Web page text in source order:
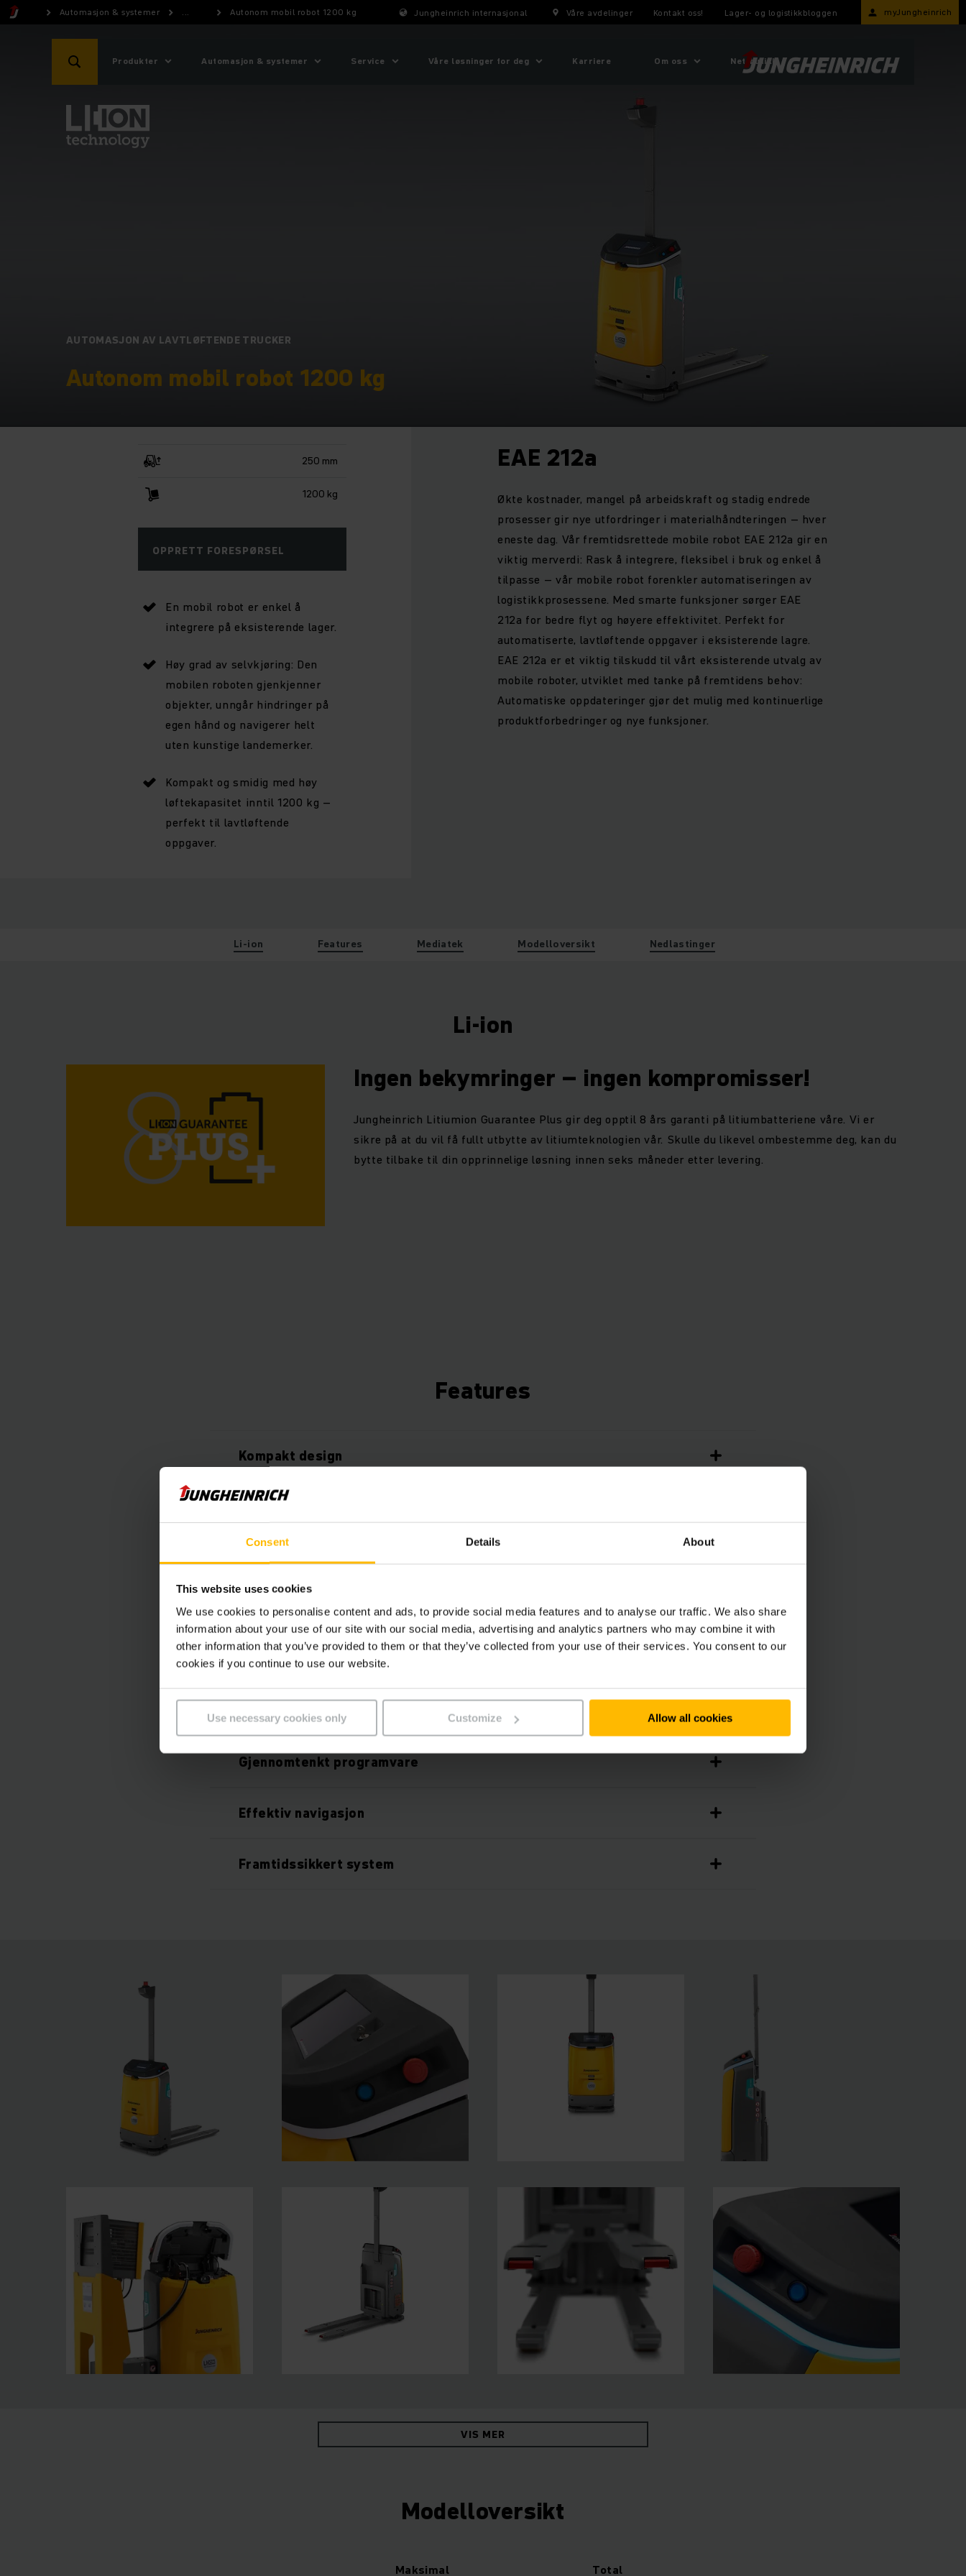
Consent Details About
This website uses cookies
We use cookies to personalise content and ads, to provide social media features and to analyse our traffic. We also share
information about your use of our site with our social media, advertising and analytics partners who may combine it with
other information that you’ve provided to them or that they’ve collected from your use of their services. You consent to our
cookies if you continue to use our website.
Use necessary cookies only Customize Allow all cookies
Automasjon & systemer ... Autonom mobil robot 1200 kg Jungheinrich internasjonal Våre avdelinger Kontakt oss! Lager- og logistikkbloggen myJungheinrich
Produkter Automasjon & systemer Service Våre løsninger for deg Karriere Om oss Nettbutikk
AUTOMASJON AV LAVTLØFTENDE TRUCKER
Autonom mobil robot 1200 kg
250 mm
1200 kg
OPPRETT FORESPØRSEL
En mobil robot er enkel å
integrere på eksisterende lager.
Høy grad av selvkjøring: Den
mobilen roboten gjenkjenner
objekter, unngår hindringer på
egen hånd og navigerer helt
uten kunstige landemerker.
Kompakt og smidig med høy
løftekapasitet inntil 1200 kg –
perfekt til lavtløftende
oppgaver.
EAE 212a
Økte kostnader, mangel på arbeidskraft og stadig endrede
prosesser gir nye utfordringer i materialhåndteringen – hver
eneste dag. Vår fremtidsrettede mobile robot EAE 212a gir en
viktig merverdi: Rask å integrere, fleksibel i bruk og enkel å
tilpasse – vår mobile robot forenkler automatiseringen av
logistikkprosessene. Med smarte funksjoner sørger EAE
212a for bedre flyt og høyere effektivitet. Perfekt for
automatiserte, lavtløftende oppgaver i eksisterende lagre.
EAE 212a er et viktig tilskudd til vårt eksisterende utvalg av
mobile roboter, utviklet med tanke på fremtidens behov:
Automatiske oppdateringer gjør det mulig med kontinuerlige
produktforbedringer og nye funksjoner.
Li-ion Features Mediatek Modelloversikt Nedlastinger
Li-ion
Ingen bekymringer – ingen kompromisser!
Jungheinrich Litiumion Guarantee Plus gir deg opptil 8 års garanti på litiumbatteriene våre. Vi er
sikre på at du vil få fullt utbytte av litiumteknologien vår. Skulle du likevel ombestemme deg, kan du
bytte tilbake til din opprinnelige løsning innen seks måneder etter levering.
Features
Kompakt design
Intelligent lasthåndtering
Enkelt brukergrensesnitt
Fleksibelt oppsett av layout
Autonom unngåelse av hindringer
Alltid tilgjengelig
Gjennomtenkt programvare
Effektiv navigasjon
Framtidssikkert system
VIS MER
Modelloversikt
Maksimal Total